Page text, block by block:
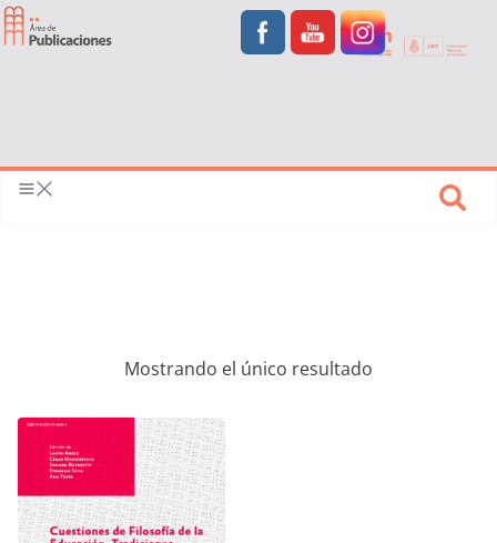
Mostrando el único resultado